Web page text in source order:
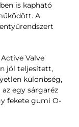
is kapható
A
Valve
jól teljesített,
különbség,
egy sárgaréz
fekete gumi O-